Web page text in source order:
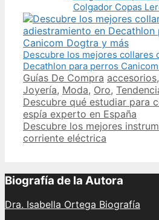
Colgador Copas
Descubre los mejores collares
Decathlon para perros
Categories
Guías De Compra Tags
accesorios,
Joyería, Moda, Oro,
Post
navigation
Descubre qué estudiar para
espía experto en España
Descubre los mejores
corriente eléctrica
Biografía de la Autora
Dra. Isabella Ortega Biografía